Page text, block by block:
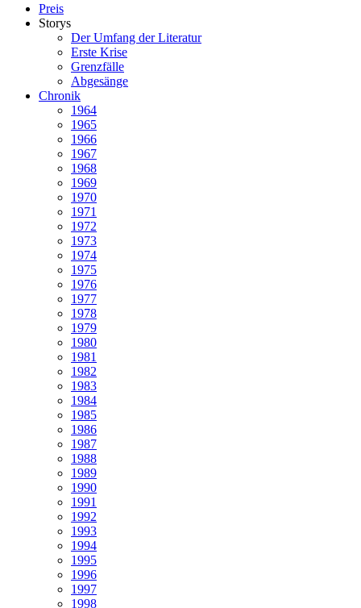
Preis
Storys
Der Umfang der Literatur
Erste Krise
Grenzfälle
Abgesänge
Chronik
1964
1965
1966
1967
1968
1969
1970
1971
1972
1973
1974
1975
1976
1977
1978
1979
1980
1981
1982
1983
1984
1985
1986
1987
1988
1989
1990
1991
1992
1993
1994
1995
1996
1997
1998